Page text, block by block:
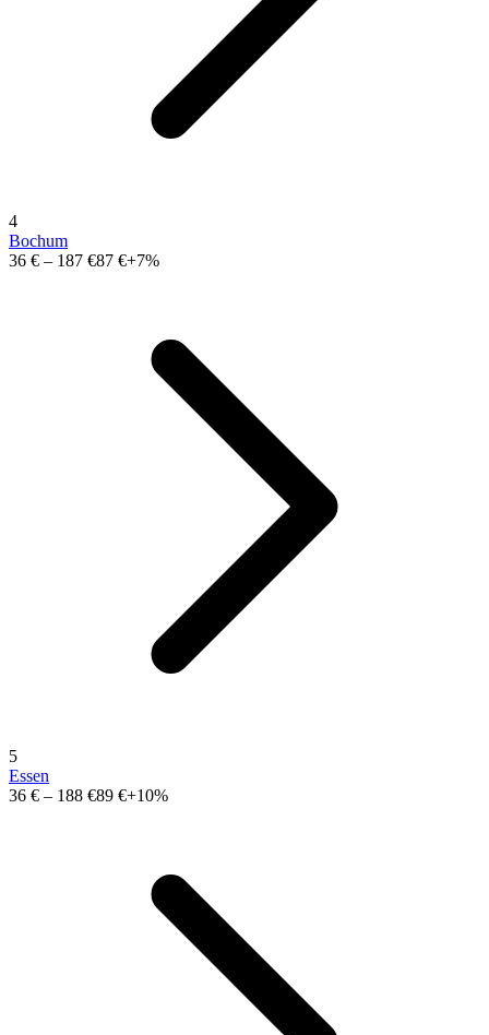
4
Bochum
36 € – 187 €87 €+7%
5
Essen
36 € – 188 €89 €+10%